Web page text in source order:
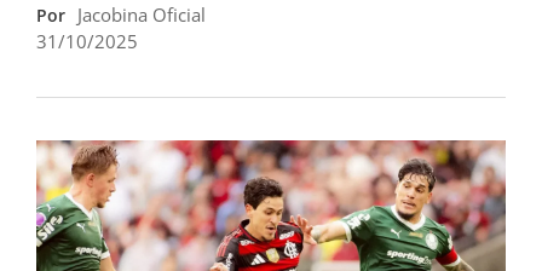
Por Jacobina Oficial
31/10/2025